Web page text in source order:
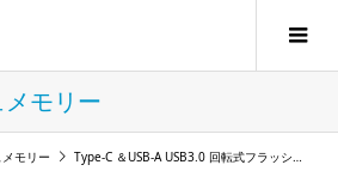
モリー
モリー Type-C ＆USB-A USB3.0 回転式フラッシュメモリ 64GB